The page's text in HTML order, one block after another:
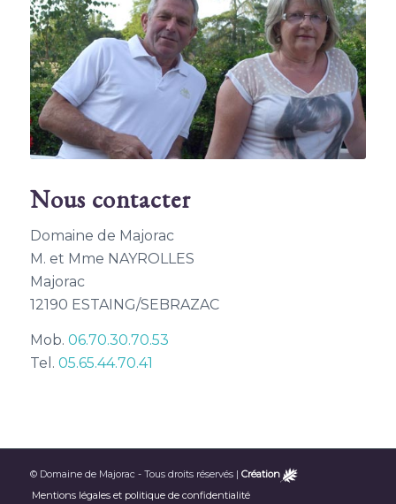
Nous contacter
Domaine de Majorac
M. et Mme NAYROLLES
Majorac
12190 ESTAING/SEBRAZAC
Mob. 06.70.30.70.53
Tel. 05.65.44.70.41
© Domaine de Majorac - Tous droits réservés | Création
Mentions légales et politique de confidentialité